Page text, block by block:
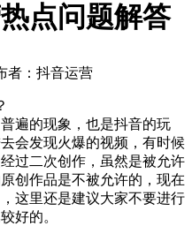
点问题解答
者：抖音运营
遍的现象，也是抖音的玩
会发现火爆的视频，有时候
过二次创作，虽然是被允许
创作品是不被允许的，现在
这里还是建议大家不要进行
好的。